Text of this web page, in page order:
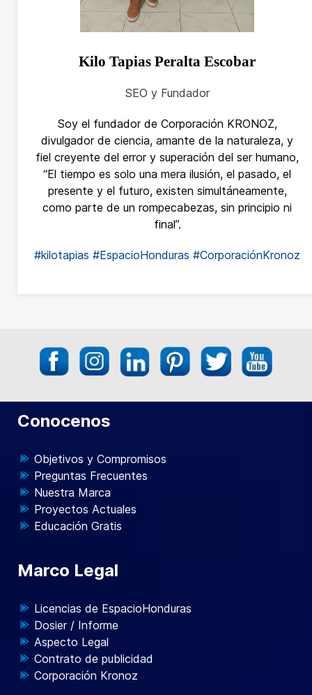
Kilo Tapias Peralta Escobar
SEO y Fundador
Soy el fundador de Corporación KRONOZ,
divulgador de ciencia, amante de la naturaleza, y
fiel creyente del error y superación del ser humano,
“El tiempo es solo una mera ilusión, el pasado, el
presente y el futuro, existen simultáneamente,
como parte de un rompecabezas, sin principio ni
final”.
#kilotapias #EspacioHonduras #CorporaciónKronoz
Conocenos
Objetivos y Compromisos
Preguntas Frecuentes
Nuestra Marca
Proyectos Actuales
Educación Gratis
Marco Legal
Licencias de EspacioHonduras
Dosier / Informe
Aspecto Legal
Contrato de publicidad
Corporación Kronoz